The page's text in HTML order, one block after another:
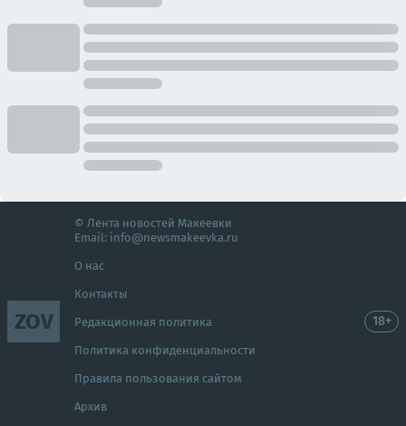
ZOV
© Лента новостей Макеевки
Email: info@newsmakeevka.ru
О нас
Контакты
Редакционная политика
Политика конфиденциальности
Правила пользования сайтом
Архив
18+